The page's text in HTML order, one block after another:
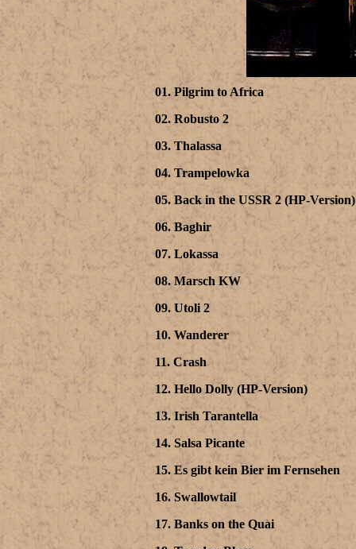
01. Pilgrim to Africa
02. Robusto 2
03. Thalassa
04. Trampelowka
05. Back in the USSR 2 (HP-Version)
06. Baghir
07. Lokassa
08. Marsch KW
09. Utoli 2
10. Wanderer
11. Crash
12. Hello Dolly (HP-Version)
13. Irish Tarantella
14. Salsa Picante
15. Es gibt kein Bier im Fernsehen
16. Swallowtail
17. Banks on the Quai